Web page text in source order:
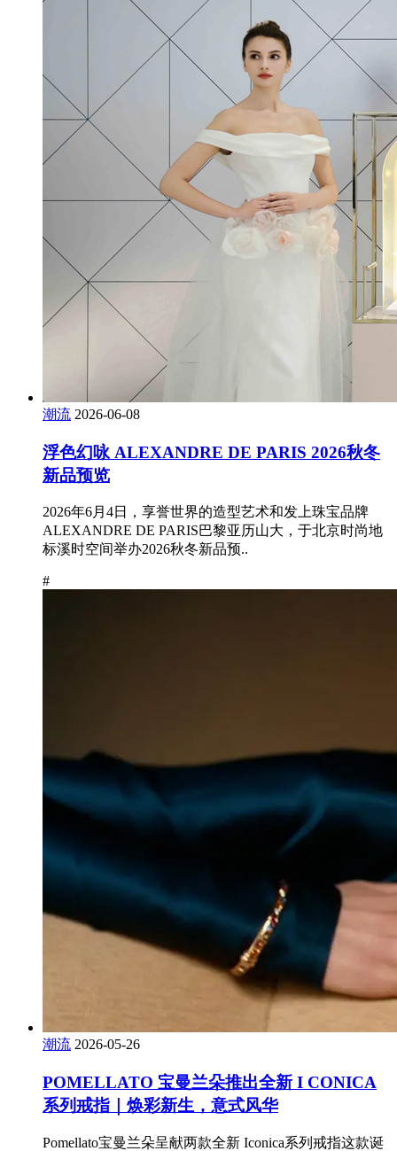
潮流 2026-06-08
浮色幻咏 ALEXANDRE DE PARIS 2026秋冬
新品预览
2026年6月4日，享誉世界的造型艺术和发上珠宝品牌
ALEXANDRE DE PARIS巴黎亚历山大，于北京时尚地
标溪时空间举办2026秋冬新品预..
#
潮流 2026-05-26
POMELLATO 宝曼兰朵推出全新 I CONICA
系列戒指｜焕彩新生，意式风华
Pomellato宝曼兰朵呈献两款全新 Iconica系列戒指这款诞